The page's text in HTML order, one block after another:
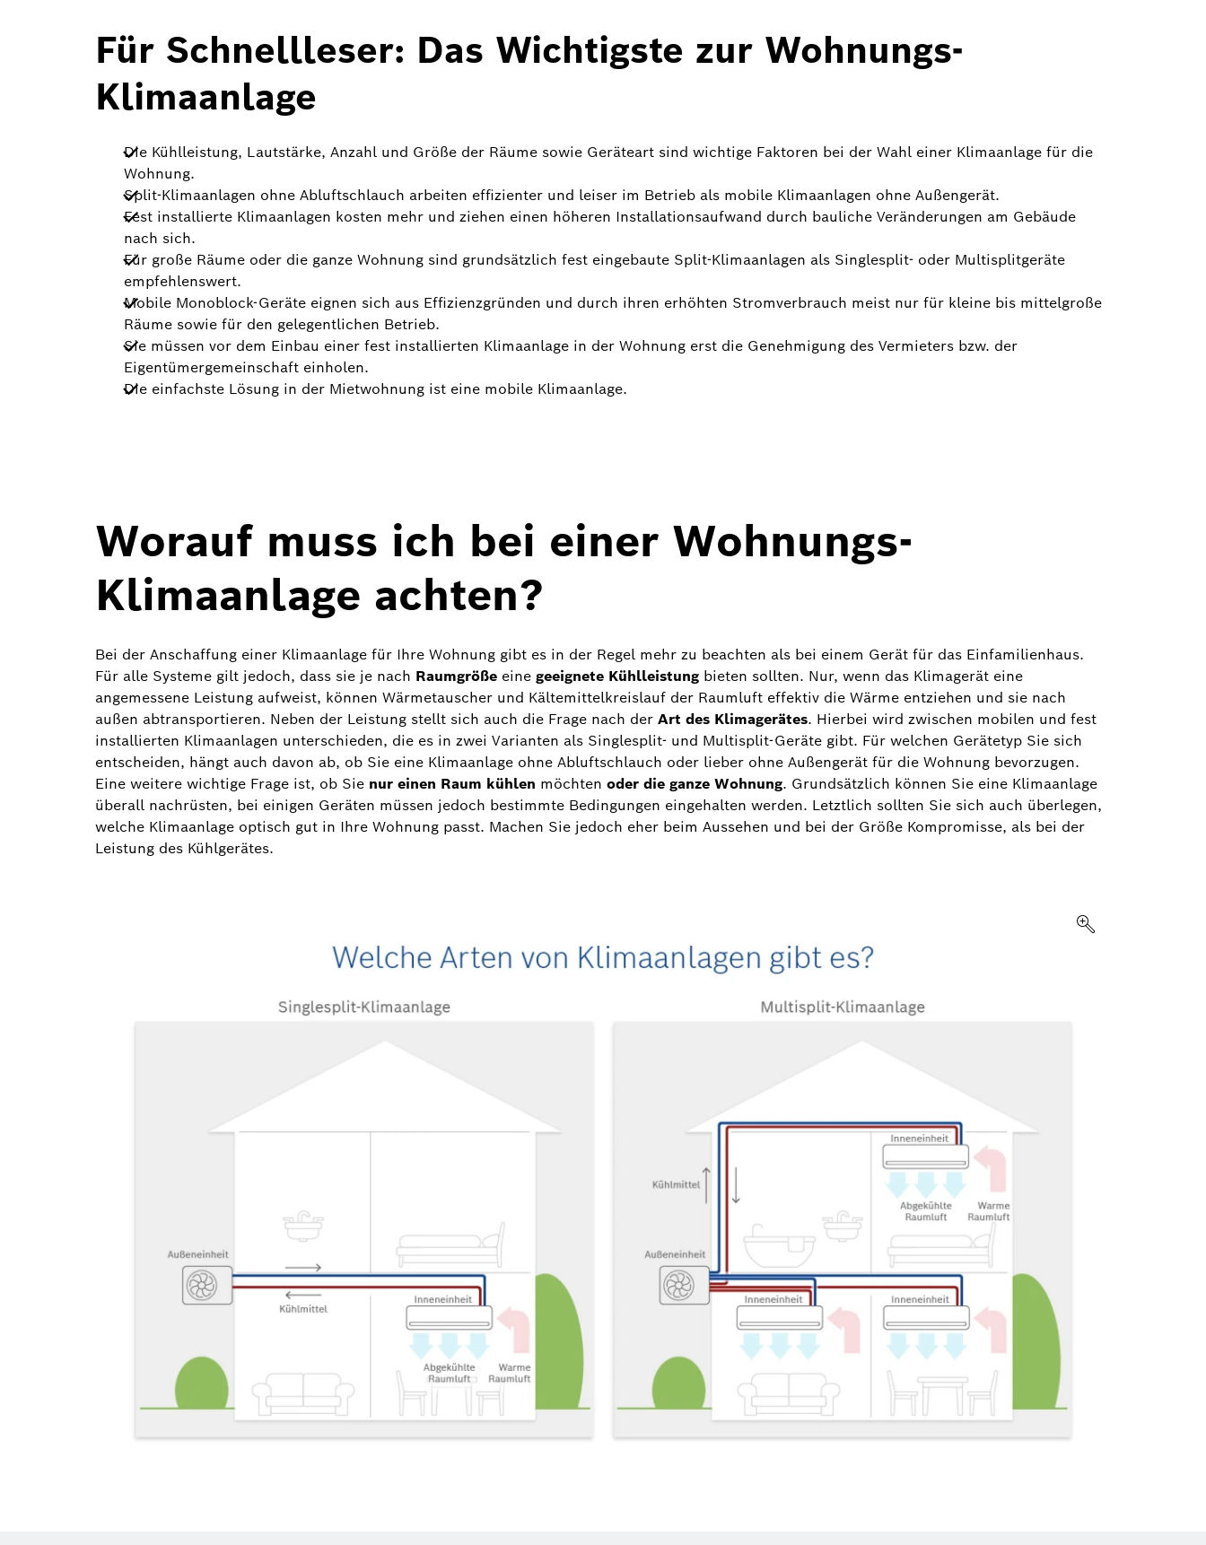
Für Schnellleser: Das Wichtigste zur Wohnungs-
Klimaanlage
Die Kühlleistung, Lautstärke, Anzahl und Größe der Räume sowie Geräteart sind wichtige Faktoren bei der Wahl einer Klimaanlage für die
Wohnung.
Split-Klimaanlagen ohne Abluftschlauch arbeiten effizienter und leiser im Betrieb als mobile Klimaanlagen ohne Außengerät.
Fest installierte Klimaanlagen kosten mehr und ziehen einen höheren Installationsaufwand durch bauliche Veränderungen am Gebäude
nach sich.
Für große Räume oder die ganze Wohnung sind grundsätzlich fest eingebaute Split-Klimaanlagen als Singlesplit- oder Multisplitgeräte
empfehlenswert.
Mobile Monoblock-Geräte eignen sich aus Effizienzgründen und durch ihren erhöhten Stromverbrauch meist nur für kleine bis mittelgroße
Räume sowie für den gelegentlichen Betrieb.
Sie müssen vor dem Einbau einer fest installierten Klimaanlage in der Wohnung erst die Genehmigung des Vermieters bzw. der
Eigentümergemeinschaft einholen.
Die einfachste Lösung in der Mietwohnung ist eine mobile Klimaanlage.
Worauf muss ich bei einer Wohnungs-
Klimaanlage achten?
Bei der Anschaffung einer Klimaanlage für Ihre Wohnung gibt es in der Regel mehr zu beachten als bei einem Gerät für das Einfamilienhaus.
Für alle Systeme gilt jedoch, dass sie je nach Raumgröße eine geeignete Kühlleistung bieten sollten. Nur, wenn das Klimagerät eine
angemessene Leistung aufweist, können Wärmetauscher und Kältemittelkreislauf der Raumluft effektiv die Wärme entziehen und sie nach
außen abtransportieren. Neben der Leistung stellt sich auch die Frage nach der Art des Klimagerätes. Hierbei wird zwischen mobilen und fest
installierten Klimaanlagen unterschieden, die es in zwei Varianten als Singlesplit- und Multisplit-Geräte gibt. Für welchen Gerätetyp Sie sich
entscheiden, hängt auch davon ab, ob Sie eine Klimaanlage ohne Abluftschlauch oder lieber ohne Außengerät für die Wohnung bevorzugen.
Eine weitere wichtige Frage ist, ob Sie nur einen Raum kühlen möchten oder die ganze Wohnung. Grundsätzlich können Sie eine Klimaanlage
überall nachrüsten, bei einigen Geräten müssen jedoch bestimmte Bedingungen eingehalten werden. Letztlich sollten Sie sich auch überlegen,
welche Klimaanlage optisch gut in Ihre Wohnung passt. Machen Sie jedoch eher beim Aussehen und bei der Größe Kompromisse, als bei der
Leistung des Kühlgerätes.